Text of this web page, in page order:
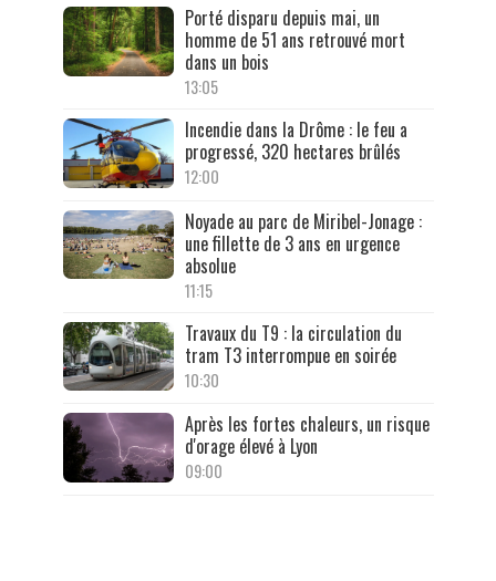
Porté disparu depuis mai, un
homme de 51 ans retrouvé mort
dans un bois
13:05
Incendie dans la Drôme : le feu a
progressé, 320 hectares brûlés
12:00
Noyade au parc de Miribel-Jonage :
une fillette de 3 ans en urgence
absolue
11:15
Travaux du T9 : la circulation du
tram T3 interrompue en soirée
10:30
Après les fortes chaleurs, un risque
d'orage élevé à Lyon
09:00